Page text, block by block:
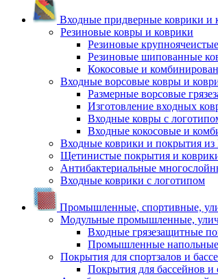
Входные придверные коврики и
Резиновые ковры и коврики
Резиновые
Резиновые шипованные
Кокосовые и
Входные ворсовые ковры и
Размерные ворсовые
Изготовление входных
Входные ковры с
Входные кокосовые и
Входные коврики и покрытия
Щетинистые покрытия и
Антибактериальные
Входные коврики с логотипом
Промышленные, спортивные,
Модульные промышленные,
Входные грязезащитные
Промышленные
Покрытия для спортзалов и
Покрытия для бассейнов и